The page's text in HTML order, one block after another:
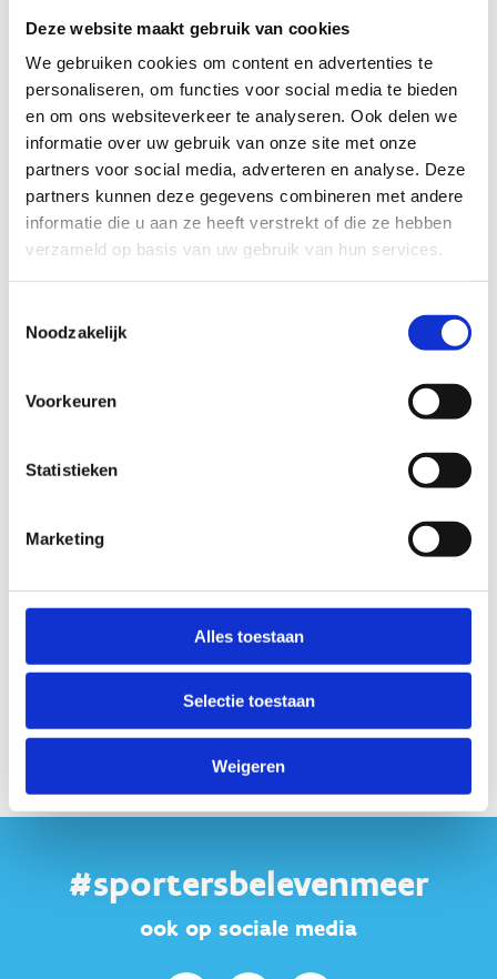
Deze website maakt gebruik van cookies
We gebruiken cookies om content en advertenties te
personaliseren, om functies voor social media te bieden
en om ons websiteverkeer te analyseren. Ook delen we
informatie over uw gebruik van onze site met onze
partners voor social media, adverteren en analyse. Deze
partners kunnen deze gegevens combineren met andere
informatie die u aan ze heeft verstrekt of die ze hebben
verzameld op basis van uw gebruik van hun services.
Noodzakelijk
Voorkeuren
Statistieken
Marketing
Alles toestaan
Selectie toestaan
Weigeren
Wittemolenstraat parking Tillegembos, zodat je de route
gemakkelijk kunt starten.
Een perfecte manier om in de natuur te genieten van je eerste
hardloopervaring!
Startplaatsen
Wittemolenstraat 128 8200 Brugge
#sportersbelevenmeer
ook op sociale media